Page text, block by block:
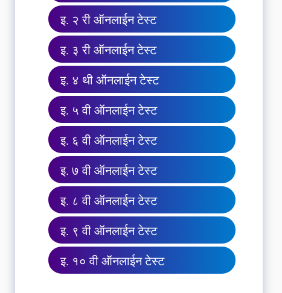
इ. २ री ऑनलाईन टेस्ट
इ. ३ री ऑनलाईन टेस्ट
इ. ४ थी ऑनलाईन टेस्ट
इ. ५ वी ऑनलाईन टेस्ट
इ. ६ वी ऑनलाईन टेस्ट
इ. ७ वी ऑनलाईन टेस्ट
इ. ८ वी ऑनलाईन टेस्ट
इ. ९ वी ऑनलाईन टेस्ट
इ. १० वी ऑनलाईन टेस्ट